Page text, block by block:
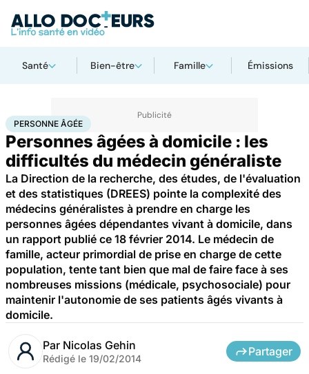
Santé Bien-être Famille Émissions
AccueilSantéMaladies Personne âgée
PERSONNE ÂGÉE
Personnes âgées à domicile : les
difficultés du médecin généraliste
La Direction de la recherche, des études, de l'évaluation
et des statistiques (DREES) pointe la complexité des
médecins généralistes à prendre en charge les
personnes âgées dépendantes vivant à domicile, dans
un rapport publié ce 18 février 2014. Le médecin de
famille, acteur primordial de prise en charge de cette
population, tente tant bien que mal de faire face à ses
nombreuses missions (médicale, psychosociale) pour
maintenir l'autonomie de ses patients âgés vivants à
domicile.
Par Nicolas Gehin
Rédigé le 19/02/2014
Partager